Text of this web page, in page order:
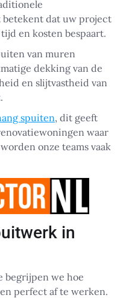
dat uw project
en kosten bespaart.
van muren
dekking van de
en slijtvastheid van
spuiten, dit geeft
waar
onze teams vaak
in
begrijpen we hoe
perfect af te werken.